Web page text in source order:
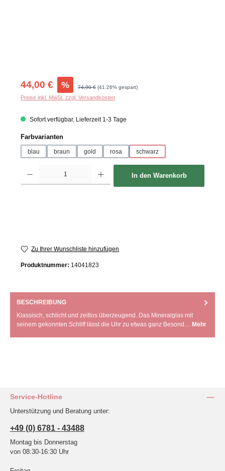
Verkaufspreis:
44,00 € % Regulärer Preis:
74,90 € (41.26% gespart)
Preise inkl. MwSt. zzgl. Versandkosten
Sofort verfügbar, Lieferzeit 1-3 Tage
Farbvariantenauswählen
blau braun gold rosa schwarz
In den Warenkorb
Zu Ihrer Wunschliste hinzufügen
Produktnummer: 14041823
BESCHREIBUNG
Klassisch, schlicht und zeitlos überzeugend. Das Mineralglas mit
seinem gekonnten Schliff lässt die Uhr zu etwas ganz Besond… Mehr
Service-Hotline
Unterstützung und Beratung unter:
+49 (0) 6781 - 43488
Montag bis Donnerstag
von 08:30-16:30 Uhr